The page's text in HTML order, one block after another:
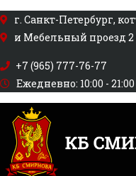
Перейти
к
г. Санкт-Петербург,
и Мебельный проезд 2
+7 (965) 777-76-77
Ежедневно: 10:00 - 21:00